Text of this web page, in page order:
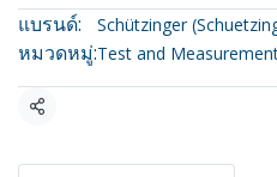
แบรนด์:
Schützinger
หมวดหมู่:Test and
แชร์